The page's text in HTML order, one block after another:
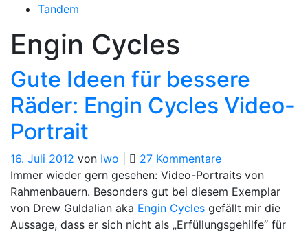
Tandem
Engin Cycles
Gute Ideen für bessere
Räder: Engin Cycles Video-
Portrait
16. Juli 2012 von Iwo 27 Kommentarezu
Gute
Ideen
für
bessere
Immer wieder gern gesehen: Video-Portraits von
Rahmenbauern. Besonders gut bei diesem Exemplar
von Drew Guldalian aka Engin Cycles gefällt mir die
Aussage, dass er sich nicht als „Erfüllungsgehilfe“ für